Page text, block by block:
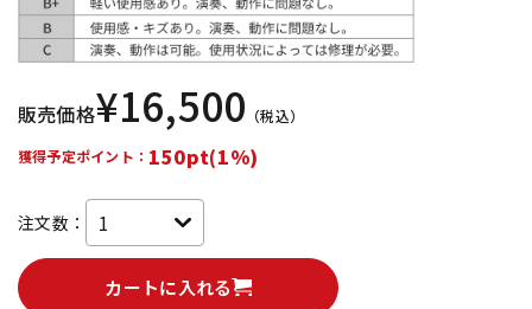
販売価格¥16,500 （税込）
獲得予定ポイント： 150pt(1%)
注文数：
カートに入れる